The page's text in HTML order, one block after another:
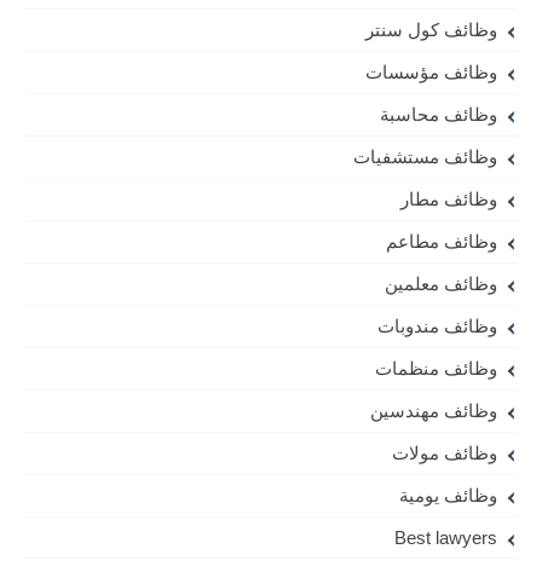
وظائف كول سنتر
وظائف مؤسسات
وظائف محاسبة
وظائف مستشفيات
وظائف مطار
وظائف مطاعم
وظائف معلمين
وظائف مندوبات
وظائف منظمات
وظائف مهندسين
وظائف مولات
وظائف يومية
Best lawyers